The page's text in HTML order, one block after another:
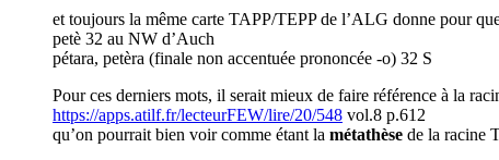
et toujours la même carte TAPP/TEPP de l’ALG donne pour
petè 32 au NW d’Auch
pétara, petèra (finale non accentuée prononcée -o) 32 S
Pour ces derniers mots, il serait mieux de faire référence à la
https://apps.atilf.fr/lecteurFEW/lire/20/548 vol.8 p.612
qu’on pourrait bien voir comme étant la métathèse de la racine